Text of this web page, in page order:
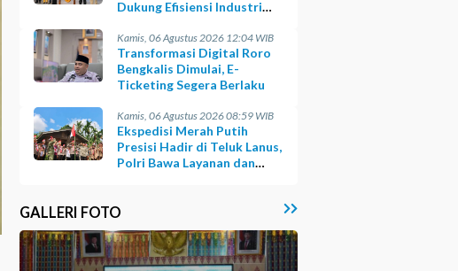
Dukung Efisiensi Industri
Kamis, 06 Agustus 2026 12:04 WIB
Transformasi Digital Roro
Bengkalis Dimulai, E-
Ticketing Segera Berlaku
Kamis, 06 Agustus 2026 08:59 WIB
Ekspedisi Merah Putih
Presisi Hadir di Teluk Lanus,
Polri Bawa Layanan dan
GALLERI FOTO